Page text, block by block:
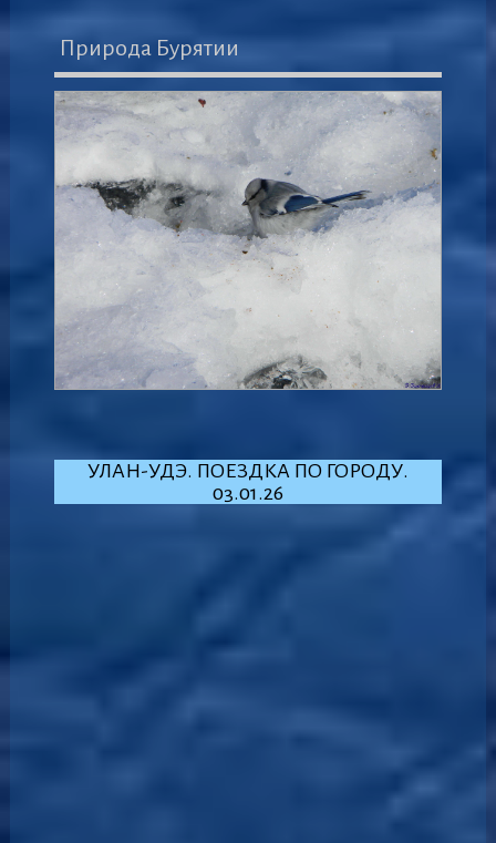
Природа Бурятии
УЛАН-УДЭ. ПОЕЗДКА ПО ГОРОДУ.
03.01.26